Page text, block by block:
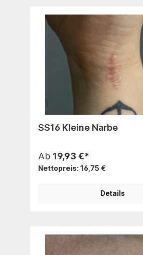
SS16 Kleine Narbe
Ab 19,93 €*
Nettopreis: 16,75 €
Details